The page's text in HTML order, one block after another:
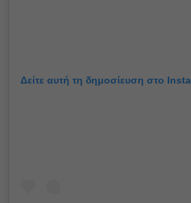
Δείτε αυτή τη δημοσίευση στο